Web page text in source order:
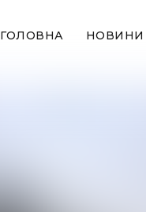
ГОЛОВНА НОВИНИ